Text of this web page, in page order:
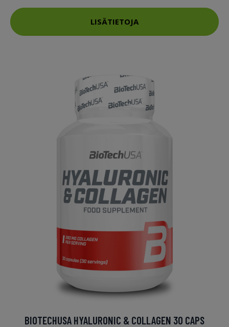
LISÄTIETOJA
BIOTECHUSA HYALURONIC & COLLAGEN 30 CAPS